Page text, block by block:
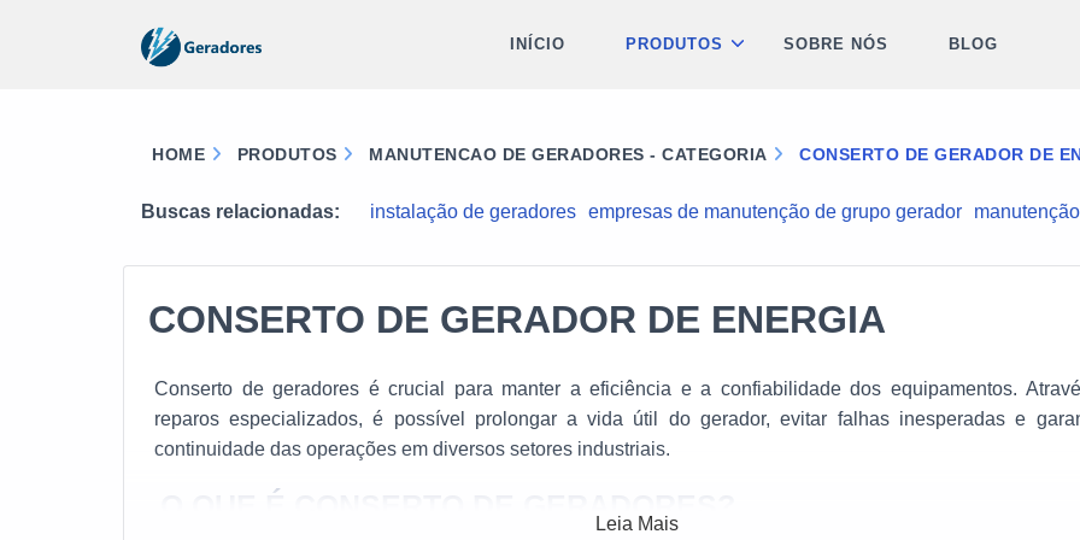
INÍCIO PRODUTOS SOBRE NÓS BLOG
HOME PRODUTOS MANUTENCAO DE GERADORES - CATEGORIA CONSERTO DE GERADOR DE
Buscas relacionadas: instalação de geradores empresas de manutenção de grupo gerador
CONSERTO DE GERADOR DE ENERGIA
Conserto de geradores é crucial para manter a eficiência e a confiabilidade dos equipamentos. Através de
reparos especializados, é possível prolongar a vida útil do gerador, evitar falhas inesperadas e garantir a
continuidade das operações em diversos setores industriais.
Leia Mais